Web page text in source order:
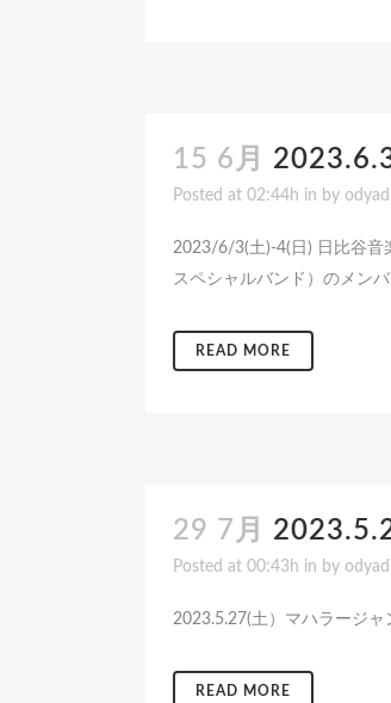
15 6月
Posted at 02:44h in by
2023/6/3(土)-4(日) 日比谷音
スペシャルバンド）のメン
READ MORE
29 7月
Posted at 00:43h in by
2023.5.27(土）マハラージ
READ MORE